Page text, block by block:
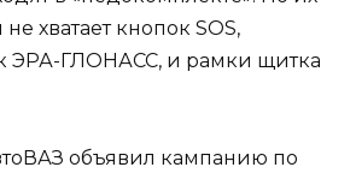
хватает кнопок SOS,
ЭРА-ГЛОНАСС, и рамки щитка
объявил кампанию по